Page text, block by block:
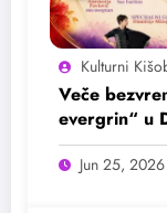
Kulturni
Veče
evergrin“ u
25. juna
Jun 25, 2026